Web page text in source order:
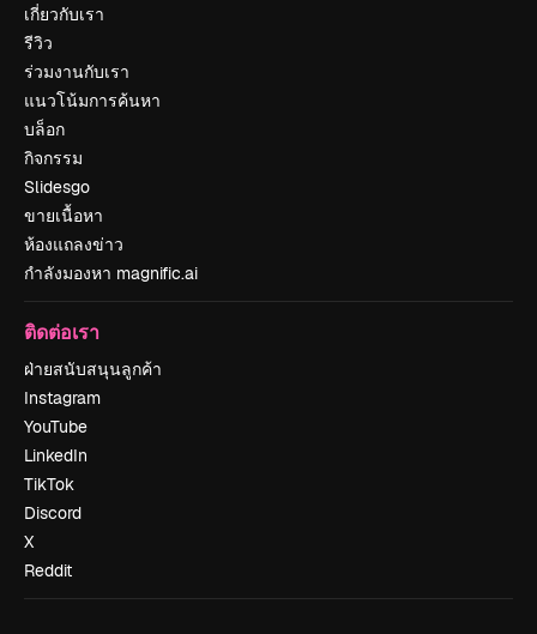
เกี่ยวกับเรา
รีวิว
ร่วมงานกับเรา
แนวโน้มการค้นหา
บล็อก
กิจกรรม
Slidesgo
ขายเนื้อหา
ห้องแถลงข่าว
กำลังมองหา magnific.ai
ติดต่อเรา
ฝ่ายสนับสนุนลูกค้า
Instagram
YouTube
LinkedIn
TikTok
Discord
X
Reddit